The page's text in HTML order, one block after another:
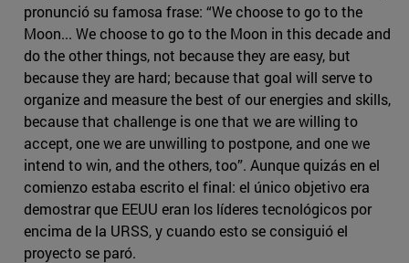
pronunció su famosa frase: “We choose to go to the
Moon... We choose to go to the Moon in this decade and
do the other things, not because they are easy, but
because they are hard; because that goal will serve to
organize and measure the best of our energies and skills,
because that challenge is one that we are willing to
accept, one we are unwilling to postpone, and one we
intend to win, and the others, too”. Aunque quizás en el
comienzo estaba escrito el final: el único objetivo era
demostrar que EEUU eran los líderes tecnológicos por
encima de la URSS, y cuando esto se consiguió el
proyecto se paró.